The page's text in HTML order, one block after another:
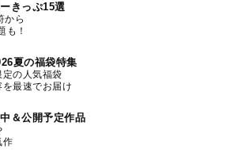
きっぷ15選
から
も！
夏の福袋特集
の人気福袋
最速でお届け
＆公開予定作品
作